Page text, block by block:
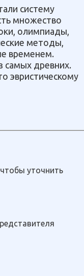
систему
множество
олимпиады,
методы,
временем.
самых древних.
эвристическому
уточнить